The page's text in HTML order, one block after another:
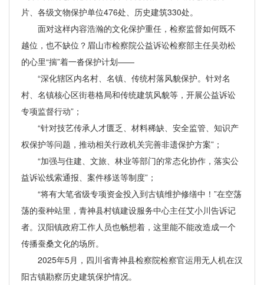
片、各级文物保护单位476处、历史建筑330处。
面对这样内容浩瀚的文化保护重任，检察监督如何既不
越位，也不缺位？眉山市检察院公益诉讼检察部主任吴劲松
的心里“揣”着一沓保护计划——
“深化辖区内名村、名镇、传统村落风貌保护。针对名
村、名镇核心区街巷格局和传统建筑风貌等，开展公益诉讼
专项监督行动”；
“针对技艺传承人才匮乏、材料稀缺、安全监管、知识产
权保护等问题，推动相关行政机关完善非遗保护方案”；
“加强与住建、文旅、林业等部门的常态化协作，落实公
益诉讼线索通报、案件移送等制度”；
“将有大笔省级专项资金投入到古镇维护修缮中！”在空荡
荡的蚕种站里，青神县村镇建设服务中心主任艾小川告诉记
者。汉阳镇政府工作人员也畅想着，这里能不能改造成一个
传播蚕桑文化的场所。
2025年5月，四川省青神县检察院检察官运用无人机在汉
阳古镇勘察历史建筑保护情况。